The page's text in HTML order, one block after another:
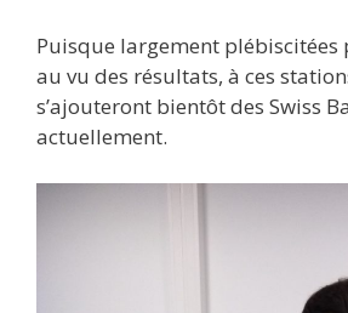
Puisque largement plébiscitées
au vu des résultats, à ces
s’ajouteront bientôt des Swiss
actuellement.